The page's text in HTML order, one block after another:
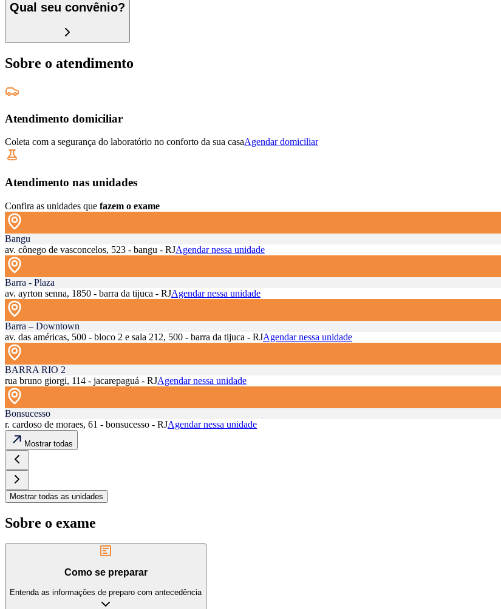
Qual seu convênio?
Sobre o atendimento
Atendimento domiciliar
Coleta com a segurança do laboratório no conforto da sua casaAgendar domiciliar
Atendimento nas unidades
Confira as unidades que fazem o exame
Bangu
av. cônego de vasconcelos, 523 - bangu - RJAgendar nessa unidade
Barra - Plaza
av. ayrton senna, 1850 - barra da tijuca - RJAgendar nessa unidade
Barra – Downtown
av. das américas, 500 - bloco 2 e sala 212, 500 - barra da tijuca - RJAgendar nessa unidade
BARRA RIO 2
rua bruno giorgi, 114 - jacarepaguá - RJAgendar nessa unidade
Bonsucesso
r. cardoso de moraes, 61 - bonsucesso - RJAgendar nessa unidade
Mostrar todas
Mostrar todas as unidades
Sobre o exame
Como se preparar
Entenda as informações de preparo com antecedência